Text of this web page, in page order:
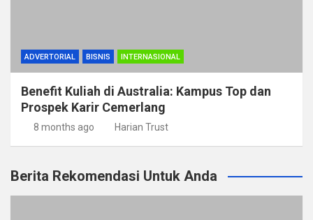
ADVERTORIAL BISNIS INTERNASIONAL
Benefit Kuliah di Australia: Kampus Top dan
Prospek Karir Cemerlang
8 months ago Harian Trust
Berita Rekomendasi Untuk Anda